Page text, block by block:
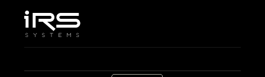
Home
Leistungen & Lösungen